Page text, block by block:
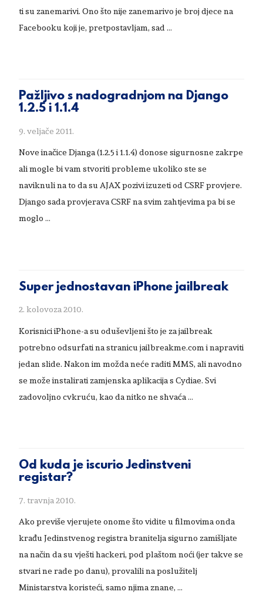
ti su zanemarivi. Ono što nije zanemarivo je broj djece na
Facebooku koji je, pretpostavljam, sad …
Pažljivo s nadogradnjom na Django
1.2.5 i 1.1.4
9. veljače 2011.
Nove inačice Djanga (1.2.5 i 1.1.4) donose sigurnosne zakrpe
ali mogle bi vam stvoriti probleme ukoliko ste se
naviknuli na to da su AJAX pozivi izuzeti od CSRF provjere.
Django sada provjerava CSRF na svim zahtjevima pa bi se
moglo …
Super jednostavan iPhone jailbreak
2. kolovoza 2010.
Korisnici iPhone-a su oduševljeni što je za jailbreak
potrebno odsurfati na stranicu jailbreakme.com i napraviti
jedan slide. Nakon im možda neće raditi MMS, ali navodno
se može instalirati zamjenska aplikacija s Cydiae. Svi
zadovoljno cvkruću, kao da nitko ne shvaća …
Od kuda je iscurio Jedinstveni
registar?
7. travnja 2010.
Ako previše vjerujete onome što vidite u filmovima onda
krađu Jedinstvenog registra branitelja sigurno zamišljate
na način da su vješti hackeri, pod plaštom noći (jer takve se
stvari ne rade po danu), provalili na poslužitelj
Ministarstva koristeći, samo njima znane, …